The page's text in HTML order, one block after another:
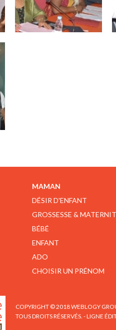
MAMAN
DÉSIR D'ENFANT
GROSSESSE &
BÉBÉ
ENFANT
ADO
CHOISIR UN PRÉNOM
COPYRIGHT © 2018 WEBLOGY
TOUS DROITS RÉSERVÉS. -LIGNE